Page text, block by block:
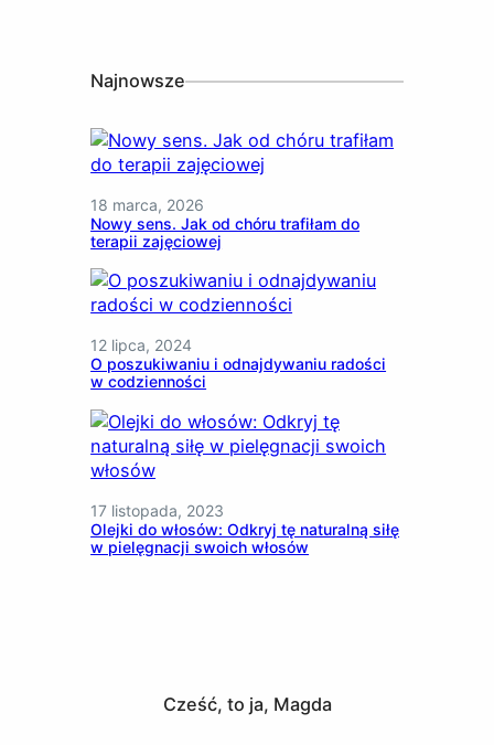
Najnowsze
18 marca, 2026
Nowy sens. Jak od chóru trafiłam do
terapii zajęciowej
12 lipca, 2024
O poszukiwaniu i odnajdywaniu radości
w codzienności
17 listopada, 2023
Olejki do włosów: Odkryj tę naturalną siłę
w pielęgnacji swoich włosów
Cześć, to ja, Magda